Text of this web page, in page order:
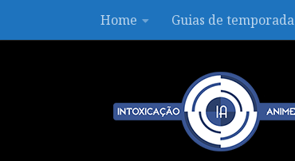
Skip to contentHome Guias de temporada